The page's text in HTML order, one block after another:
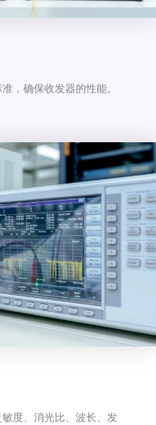
，确保收发器的性能。
度、消光比、波长、发